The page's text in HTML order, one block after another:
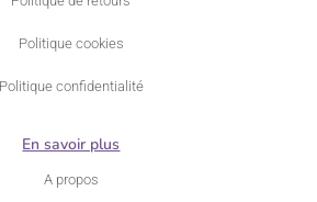
Politique cookies
Politique confidentialité
A propos
Contact